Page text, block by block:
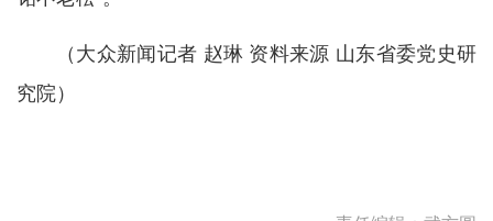
（大众新闻记者 赵琳 资料来源 山东省委党史研
究院）